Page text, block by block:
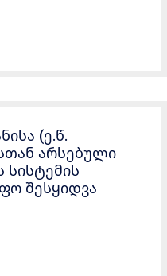
(ე.წ.
არსებული
შესყიდვა